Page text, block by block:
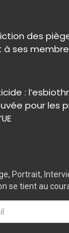
des
à ses
:
pour les
Portrait,
se tient au